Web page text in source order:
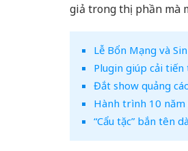
giả trong thị phần mà
Lễ Bổn Mạng và
Plugin giúp cải
Đắt show quảng
Hành trình 10 năm
“Cẩu tặc” bắn tên